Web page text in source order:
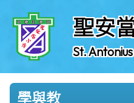
聖安
St.
學與教